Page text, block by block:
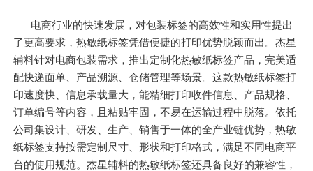
电商行业的快速发展，对包装标签的高效性和实用性提出
了更高要求，热敏纸标签凭借便捷的打印优势脱颖而出。杰星
辅料针对电商包装需求，推出定制化热敏纸标签产品，完美适
配快递面单、产品溯源、仓储管理等场景。这款热敏纸标签打
印速度快、信息承载量大，能精细打印收件信息、产品规格、
订单编号等内容，且粘贴牢固，不易在运输过程中脱落。依托
公司集设计、研发、生产、销售于一体的全产业链优势，热敏
纸标签支持按需定制尺寸、形状和打印格式，满足不同电商平
台的使用规范。杰星辅料的热敏纸标签还具备良好的兼容性，